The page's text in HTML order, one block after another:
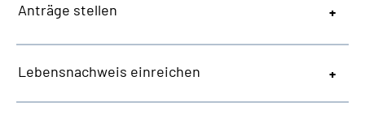
Anträge stellen
Lebensnachweis einreichen